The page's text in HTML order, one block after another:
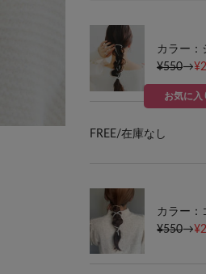
カラー：
¥550→
FREE/在庫なし
お気に入
カラー：
¥550→